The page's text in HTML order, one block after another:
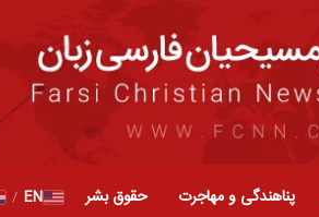
پناهندگی و مهاجرت حقوق بشر EN
/